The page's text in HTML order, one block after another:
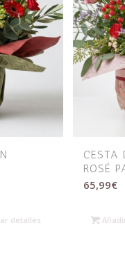
detalles
CESTA
ROSÉ
65,99€